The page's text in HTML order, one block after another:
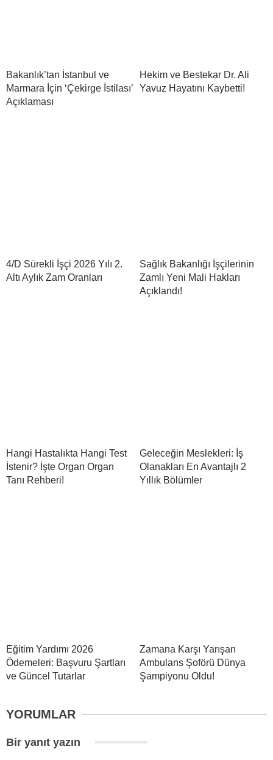
Bakanlık’tan İstanbul ve
Marmara İçin ‘Çekirge İstilası’
Açıklaması
Hekim ve Bestekar Dr. Ali
Yavuz Hayatını Kaybetti!
4/D Sürekli İşçi 2026 Yılı 2.
Altı Aylık Zam Oranları
Sağlık Bakanlığı İşçilerinin
Zamlı Yeni Mali Hakları
Açıklandı!
Hangi Hastalıkta Hangi Test
İstenir? İşte Organ Organ
Tanı Rehberi!
Geleceğin Meslekleri: İş
Olanakları En Avantajlı 2
Yıllık Bölümler
Eğitim Yardımı 2026
Ödemeleri: Başvuru Şartları
ve Güncel Tutarlar
Zamana Karşı Yarışan
Ambulans Şoförü Dünya
Şampiyonu Oldu!
YORUMLAR
Bir yanıt yazın